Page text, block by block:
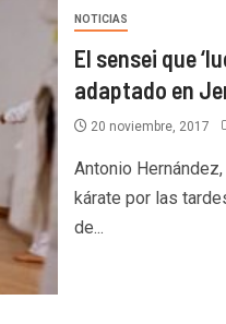
NOTICIAS
El sensei que
adaptado en
20 noviembre, 2017
Antonio
kárate por las
de...